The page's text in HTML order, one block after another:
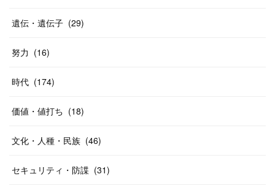
遺伝・遺伝子 (29)
努力 (16)
時代 (174)
価値・値打ち (18)
文化・人種・民族 (46)
セキュリティ・防諜 (31)